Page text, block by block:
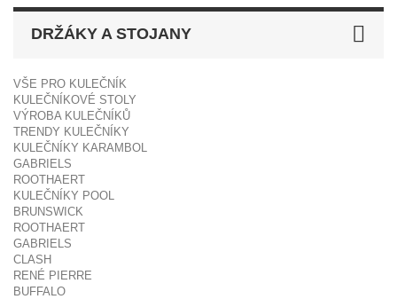
DRŽÁKY A STOJANY
VŠE PRO KULEČNÍK
KULEČNÍKOVÉ STOLY
VÝROBA KULEČNÍKŮ
TRENDY KULEČNÍKY
KULEČNÍKY KARAMBOL
GABRIELS
ROOTHAERT
KULEČNÍKY POOL
BRUNSWICK
ROOTHAERT
GABRIELS
CLASH
RENÉ PIERRE
BUFFALO